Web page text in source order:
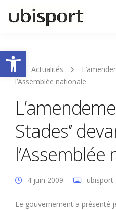
Ouvrir la barre
Actualités
l’Assemblée nationale
Stades’’
4 juin 2009 ubisport
Le gouvernement a présenté